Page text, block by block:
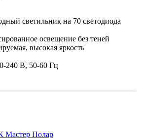
светильник на 70 светодиода
освещение без теней
высокая яркость
240 В, 50-60 Гц